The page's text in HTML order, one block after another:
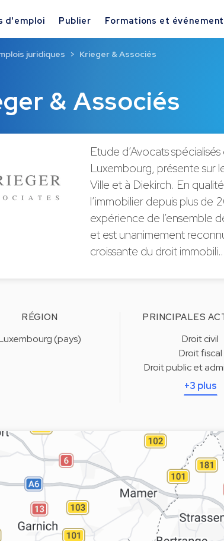
d'emploi Publier Formations et
& Associés
juridiques Krieger & Associés
Etude d’Avocats
Luxembourg, présente sur
Ville et à Diekirch. En
l’immobilier depuis plus de
expérience de l’ensemble
et est unanimement
croissante du droit immobili…
RÉGION
(pays)
PRINCIPALES
Droit civil
Droit fiscal
Droit public et
+3 plus